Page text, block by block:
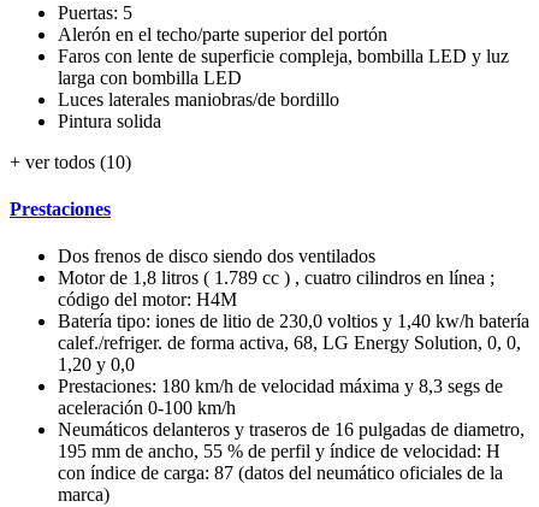
Puertas: 5
Alerón en el techo/parte superior del portón
Faros con lente de superficie compleja, bombilla LED y luz
larga con bombilla LED
Luces laterales maniobras/de bordillo
Pintura solida
+ ver todos (10)
Prestaciones
Dos frenos de disco siendo dos ventilados
Motor de 1,8 litros ( 1.789 cc ) , cuatro cilindros en línea ;
código del motor: H4M
Batería tipo: iones de litio de 230,0 voltios y 1,40 kw/h batería
calef./refriger. de forma activa, 68, LG Energy Solution, 0, 0,
1,20 y 0,0
Prestaciones: 180 km/h de velocidad máxima y 8,3 segs de
aceleración 0-100 km/h
Neumáticos delanteros y traseros de 16 pulgadas de diametro,
195 mm de ancho, 55 % de perfil y índice de velocidad: H
con índice de carga: 87 (datos del neumático oficiales de la
marca)